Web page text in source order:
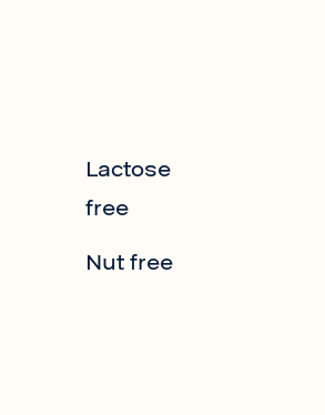
Lactose
free
Nut free